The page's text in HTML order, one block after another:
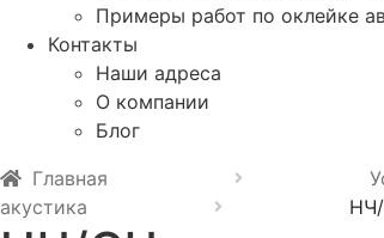
Примеры работ по оклейке
Контакты
Наши адреса
О компании
Блог
Главная
акустика
НЧ/